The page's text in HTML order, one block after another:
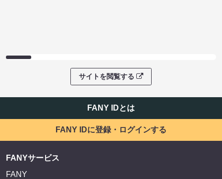
サイトを閲覧する
FANY IDとは
FANY IDに登録・ログインする
FANYサービス
FANY